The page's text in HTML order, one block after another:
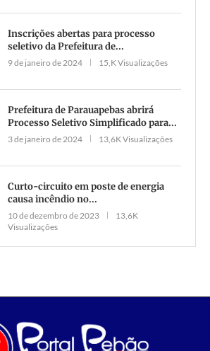
Inscrições abertas para processo
seletivo da Prefeitura de...
9 de janeiro de 2024 15,K Visualizações
Prefeitura de Parauapebas abrirá
Processo Seletivo Simplificado para...
3 de janeiro de 2024 13,6K Visualizações
Curto-circuito em poste de energia
causa incêndio no...
10 de dezembro de 2023
13,6K
Visualizações